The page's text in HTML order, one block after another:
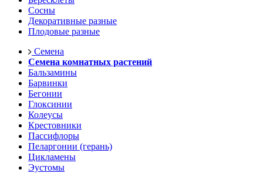
Сосны
Декоративные разные
Плодовые разные
Семена
Семена комнатных растений
Бальзамины
Барвинки
Бегонии
Глоксинии
Колеусы
Крестовники
Пассифлоры
Пеларгонии (герань)
Цикламены
Эустомы